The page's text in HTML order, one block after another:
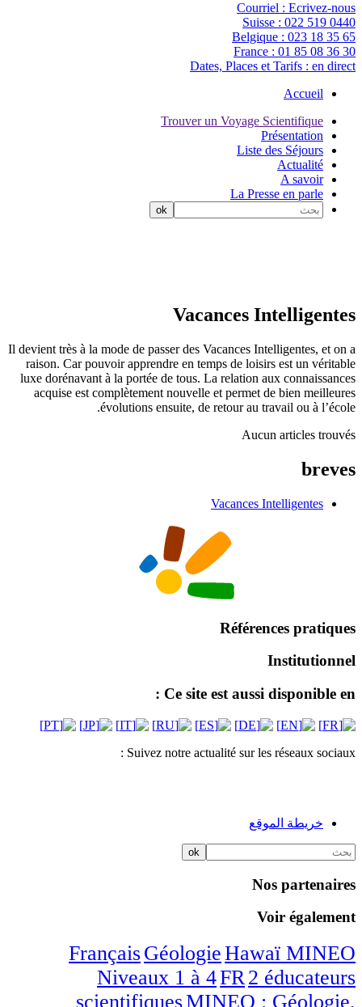
Courriel : Ecrivez-nous
Suisse : 022 519 0440
Belgique : 023 18 35 65
France : 01 85 08 36 30
Dates, Places et Tarifs : en direct
Accueil
Trouver un Voyage Scientifique
Présentation
Liste des Séjours
Actualité
A savoir
La Presse en parle
Vacances Intelligentes
Il devient très à la mode de passer des Vacances Intelligentes, et on a
raison. Car pouvoir apprendre en temps de loisirs est un véritable
luxe dorénavant à la portée de tous. La relation aux connaissances
acquise est complètement nouvelle et permet de bien meilleures
évolutions ensuite, de retour au travail ou à l’école.
Aucun articles trouvés
breves
Vacances Intelligentes
Références pratiques
Institutionnel
Ce site est aussi disponible en :
Suivez notre actualité sur les réseaux sociaux :
خريطة الموقع
Nos partenaires
Voir également
FrançaisGéologieHawaï MINEO
Niveaux 1 à 4FR2 éducateurs
scientifiquesMINEO : Géologie,